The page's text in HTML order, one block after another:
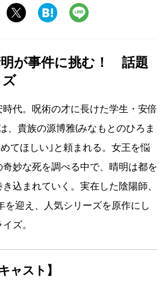
が事件に挑む！ 話題
ズ
代。呪術の才に長けた学生・安倍
、貴族の源博雅(みなもとのひろま
てほしい｣と頼まれる。女王を悩
奇妙な死を調べる中で、晴明は都を
込まれていく。実在した陰陽師、
を迎え、人気シリーズを原作にし
ズ。
ャスト】